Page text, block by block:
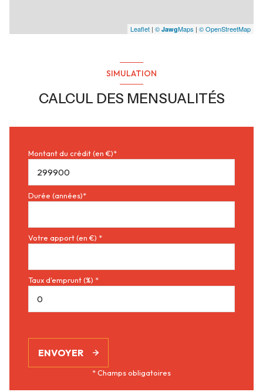
Leaflet | © JawgMaps | © OpenStreetMap
SIMULATION
CALCUL DES MENSUALITÉS
Montant du crédit (en €)*
Durée (années)*
Votre apport (en €) *
Taux d'emprunt (%) *
ENVOYER
* Champs obligatoires